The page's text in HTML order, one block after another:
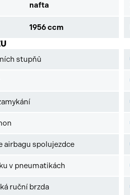
nafta
1956 ccm
stupňů
airbagu spolujezdce
v pneumatikách
ruční brzda